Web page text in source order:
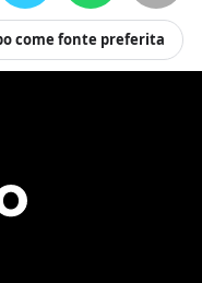
come fonte preferita